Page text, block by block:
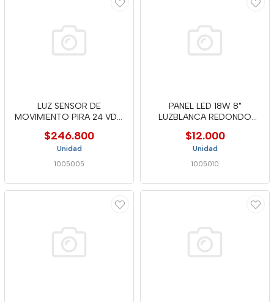
LUZ SENSOR DE
MOVIMIENTO PIRA 24 VDC
$246.800
Unidad
1005005
PANEL LED 18W 8"
LUZBLANCA REDONDO
$12.000
Unidad
1005010